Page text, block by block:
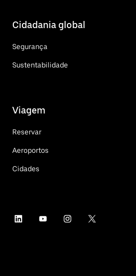
Cidadania global
Segurança
Sustentabilidade
Viagem
Reservar
Aeroportos
Cidades